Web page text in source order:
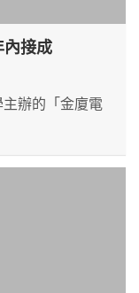
內接成
主辦的「金廈電